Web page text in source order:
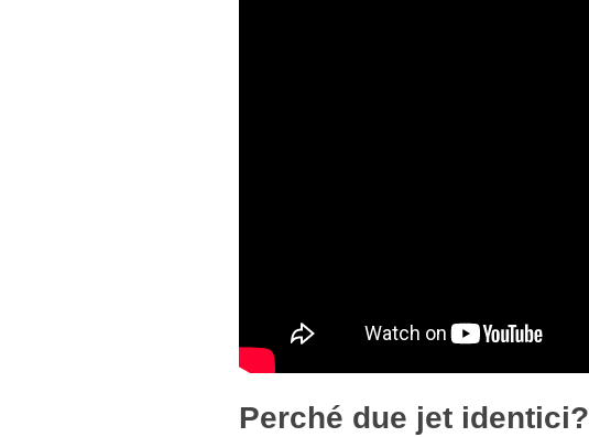
Perché due jet identici?